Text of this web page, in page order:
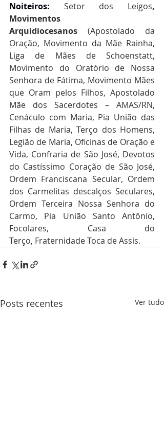
Noiteiros: Setor dos Leigos,
Movimentos
Arquidiocesanos (Apostolado da
Oração, Movimento da Mãe Rainha,
Liga de Mães de Schoenstatt,
Movimento do Oratório de Nossa
Senhora de Fátima, Movimento Mães
que Oram pelos Filhos, Apostolado
Mãe dos Sacerdotes – AMAS/RN,
Cenáculo com Maria, Pia União das
Filhas de Maria, Terço dos Homens,
Legião de Maria, Oficinas de Oração e
Vida, Confraria de São José, Devotos
do Castíssimo Coração de São José,
Ordem Franciscana Secular, Ordem
dos Carmelitas descalços Seculares,
Ordem Terceira Nossa Senhora do
Carmo, Pia União Santo Antônio,
Focolares, Casa do
Terço, Fraternidade Toca de Assis.
Posts recentes Ver tudo